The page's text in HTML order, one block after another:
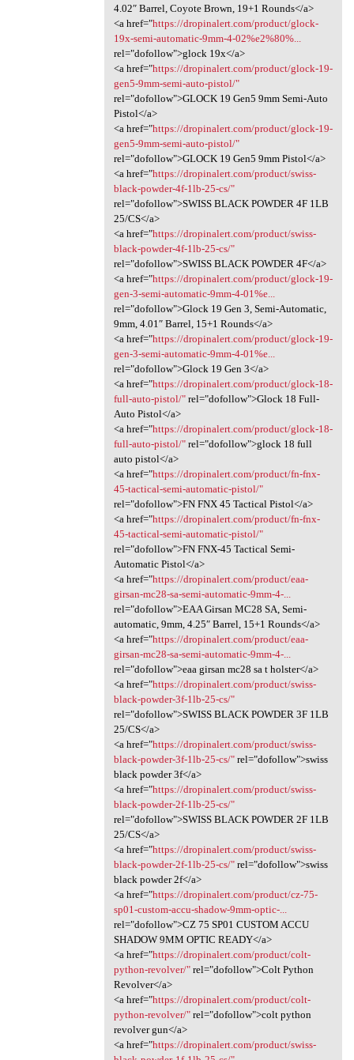
4.02″ Barrel, Coyote Brown, 19+1 Rounds</a>
<a href="https://dropinalert.com/product/glock-
19x-semi-automatic-9mm-4-02%e2%80%...
rel="dofollow">glock 19x</a>
<a href="https://dropinalert.com/product/glock-19-
gen5-9mm-semi-auto-pistol/"
rel="dofollow">GLOCK 19 Gen5 9mm Semi-Auto
Pistol</a>
<a href="https://dropinalert.com/product/glock-19-
gen5-9mm-semi-auto-pistol/"
rel="dofollow">GLOCK 19 Gen5 9mm Pistol</a>
<a href="https://dropinalert.com/product/swiss-
black-powder-4f-1lb-25-cs/"
rel="dofollow">SWISS BLACK POWDER 4F 1LB
25/CS</a>
<a href="https://dropinalert.com/product/swiss-
black-powder-4f-1lb-25-cs/"
rel="dofollow">SWISS BLACK POWDER 4F</a>
<a href="https://dropinalert.com/product/glock-19-
gen-3-semi-automatic-9mm-4-01%e...
rel="dofollow">Glock 19 Gen 3, Semi-Automatic,
9mm, 4.01″ Barrel, 15+1 Rounds</a>
<a href="https://dropinalert.com/product/glock-19-
gen-3-semi-automatic-9mm-4-01%e...
rel="dofollow">Glock 19 Gen 3</a>
<a href="https://dropinalert.com/product/glock-18-
full-auto-pistol/"rel="dofollow">Glock 18 Full-
Auto Pistol</a>
<a href="https://dropinalert.com/product/glock-18-
full-auto-pistol/"rel="dofollow">glock 18 full
auto pistol</a>
<a href="https://dropinalert.com/product/fn-fnx-
45-tactical-semi-automatic-pistol/"
rel="dofollow">FN FNX 45 Tactical Pistol</a>
<a href="https://dropinalert.com/product/fn-fnx-
45-tactical-semi-automatic-pistol/"
rel="dofollow">FN FNX-45 Tactical Semi-
Automatic Pistol</a>
<a href="https://dropinalert.com/product/eaa-
girsan-mc28-sa-semi-automatic-9mm-4-...
rel="dofollow">EAA Girsan MC28 SA, Semi-
automatic, 9mm, 4.25″ Barrel, 15+1 Rounds</a>
<a href="https://dropinalert.com/product/eaa-
girsan-mc28-sa-semi-automatic-9mm-4-...
rel="dofollow">eaa girsan mc28 sa t holster</a>
<a href="https://dropinalert.com/product/swiss-
black-powder-3f-1lb-25-cs/"
rel="dofollow">SWISS BLACK POWDER 3F 1LB
25/CS</a>
<a href="https://dropinalert.com/product/swiss-
black-powder-3f-1lb-25-cs/"rel="dofollow">swiss
black powder 3f</a>
<a href="https://dropinalert.com/product/swiss-
black-powder-2f-1lb-25-cs/"
rel="dofollow">SWISS BLACK POWDER 2F 1LB
25/CS</a>
<a href="https://dropinalert.com/product/swiss-
black-powder-2f-1lb-25-cs/"rel="dofollow">swiss
black powder 2f</a>
<a href="https://dropinalert.com/product/cz-75-
sp01-custom-accu-shadow-9mm-optic-...
rel="dofollow">CZ 75 SP01 CUSTOM ACCU
SHADOW 9MM OPTIC READY</a>
<a href="https://dropinalert.com/product/colt-
python-revolver/"rel="dofollow">Colt Python
Revolver</a>
<a href="https://dropinalert.com/product/colt-
python-revolver/"rel="dofollow">colt python
revolver gun</a>
<a href="https://dropinalert.com/product/swiss-